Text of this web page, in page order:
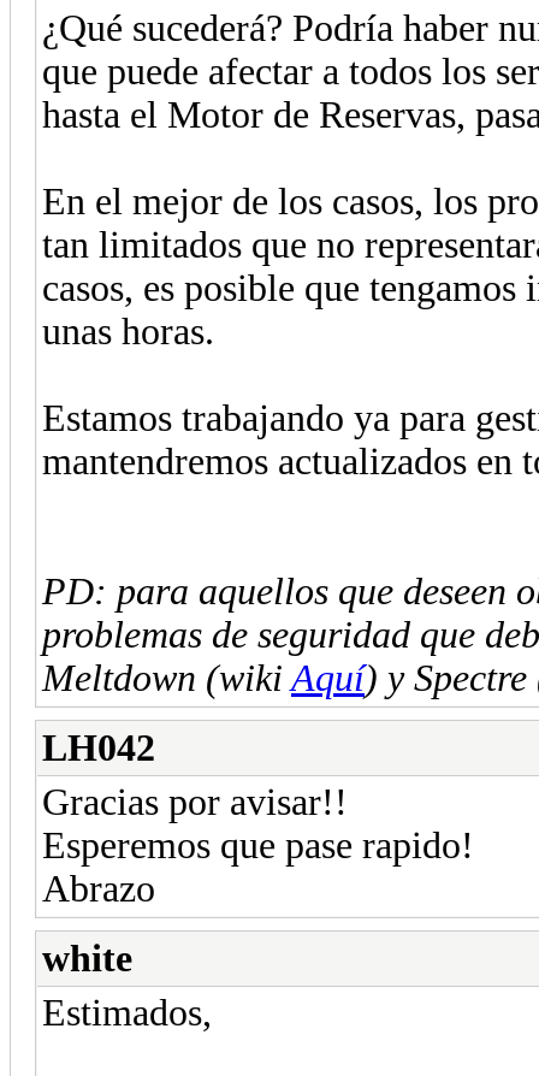
¿Qué sucederá? Podría haber
que puede afectar a todos los
hasta el Motor de Reservas,
En el mejor de los casos, los
tan limitados que no
casos, es posible que
unas horas.
Estamos trabajando ya para
mantendremos actualizados en
PD: para aquellos que deseen
problemas de seguridad que
Meltdown (wiki Aquí) y
LH042
Gracias por avisar!!
Esperemos que pase rapido!
Abrazo
white
Estimados,